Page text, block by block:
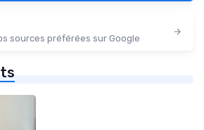
sources préférées sur Google